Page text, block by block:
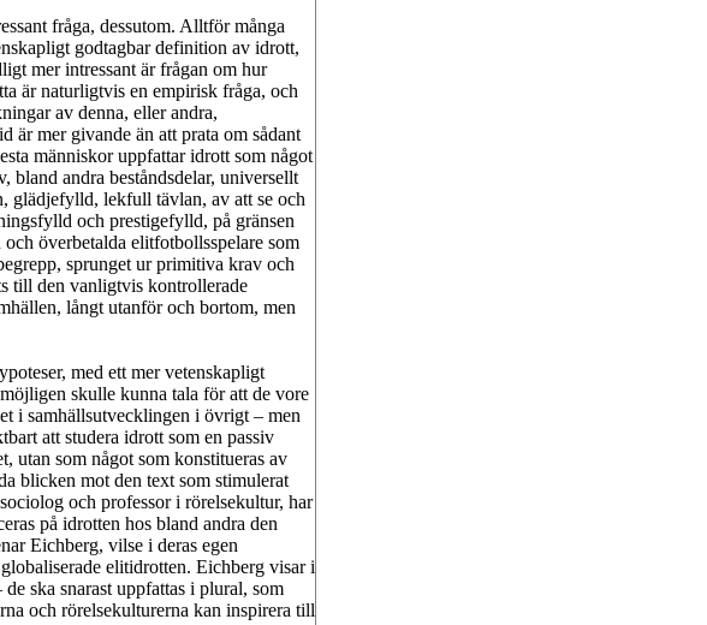
fråga, dessutom. Alltför många
godtagbar definition av idrott,
mer intressant är frågan om hur
är naturligtvis en empirisk fråga, och
av denna, eller andra,
är mer givande än att prata om sådant
människor uppfattar idrott som något
bland andra beståndsdelar, universellt
glädjefylld, lekfull tävlan, av att se och
och prestigefylld, på gränsen
överbetalda elitfotbollsspelare som
sprunget ur primitiva krav och
till den vanligtvis kontrollerade
långt utanför och bortom, men
med ett mer vetenskapligt
skulle kunna tala för att de vore
i samhällsutvecklingen i övrigt – men
att studera idrott som en passiv
utan som något som konstitueras av
blicken mot den text som stimulerat
och professor i rörelsekultur, har
på idrotten hos bland andra den
Eichberg, vilse i deras egen
elitidrotten. Eichberg visar i
ska snarast uppfattas i plural, som
och rörelsekulturerna kan inspirera till